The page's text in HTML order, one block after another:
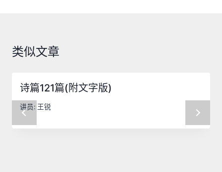
类似文章
诗篇121篇(附文字版)
讲员: 王锐